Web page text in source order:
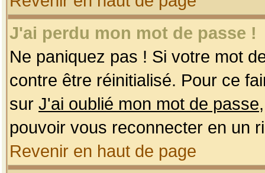
J'ai perdu mon mot de passe !
Ne paniquez pas ! Si votre mot
contre être réinitialisé. Pour ce
sur J'ai oublié mon mot de passe
pouvoir vous reconnecter en un
Revenir en haut de page